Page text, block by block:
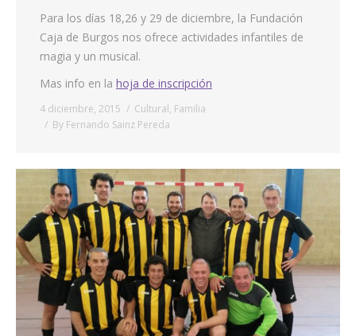
Para los días 18,26 y 29 de diciembre, la Fundación
Caja de Burgos nos ofrece actividades infantiles de
magia y un musical.
Mas info en la hoja de inscripción
4 diciembre, 2015 Cultural, Familia
By Fernando Sainz Pereda